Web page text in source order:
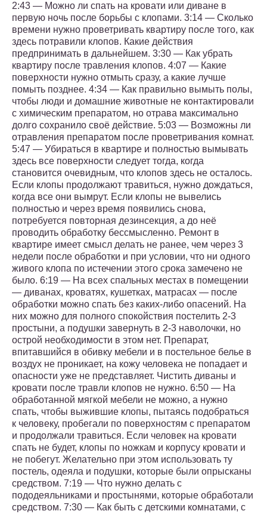
2:43 — Можно ли спать на кровати или диване в
первую ночь после борьбы с клопами. 3:14 — Сколько
времени нужно проветривать квартиру после того, как
здесь потравили клопов. Какие действия
предпринимать в дальнейшем. 3:30 — Как убрать
квартиру после травления клопов. 4:07 — Какие
поверхности нужно отмыть сразу, а какие лучше
помыть позднее. 4:34 — Как правильно вымыть полы,
чтобы люди и домашние животные не контактировали
с химическим препаратом, но отрава максимально
долго сохранило своё действие. 5:03 — Возможны ли
отравления препаратом после проветривания комнат.
5:47 — Убираться в квартире и полностью вымывать
здесь все поверхности следует тогда, когда
становится очевидным, что клопов здесь не осталось.
Если клопы продолжают травиться, нужно дождаться,
когда все они вымрут. Если клопы не вывелись
полностью и через время появились снова,
потребуется повторная дезинсекция, а до неё
проводить обработку бессмысленно. Ремонт в
квартире имеет смысл делать не ранее, чем через 3
недели после обработки и при условии, что ни одного
живого клопа по истечении этого срока замечено не
было. 6:19 — На всех спальных местах в помещении
— диванах, кроватях, кушетках, матрасах — после
обработки можно спать без каких-либо опасений. На
них можно для полного спокойствия постелить 2-3
простыни, а подушки завернуть в 2-3 наволочки, но
острой необходимости в этом нет. Препарат,
впитавшийся в обивку мебели и в постельное белье в
воздух не проникает, на кожу человека не попадает и
опасности уже не представляет. Чистить диваны и
кровати после травли клопов не нужно. 6:50 — На
обработанной мягкой мебели не можно, а нужно
спать, чтобы выжившие клопы, пытаясь подобраться
к человеку, пробегали по поверхностям с препаратом
и продолжали травиться. Если человек на кровати
спать не будет, клопы по ножкам и корпусу кровати и
не побегут. Желательно при этом использовать ту
постель, одеяла и подушки, которые были опрысканы
средством. 7:19 — Что нужно делать с
пододеяльниками и простынями, которые обработали
средством. 7:30 — Как быть с детскими комнатами, с